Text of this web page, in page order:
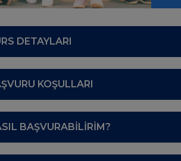
DETAYLARI
KOŞULLARI
BAŞVURABİLİRİM?